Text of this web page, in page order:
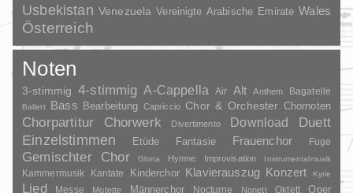
Usbekistan Venezuela Vereinigte Arabische Emirate Wales
Österreich
Noten
3-stimmig 4-stimmig A-Cappella Air Alt Anthem Bagatelle
Ballett Bass Bearbeitung Capriccio Chor & Orchester Chornoten
Chorpartitur Chorwerk Divertimento Download
Duett
Einzelstimmen
Etüde Fantasie Frauenchor Fuge
Gemischter Chor Gloria Hymne Improvisation Instrumentalmusik
Kammermusik Kantate Kinderchor Klavierauszug Konzert Kyrie
Lied Messe Motette Männerchor Nocturne Nonett Oktett Oper